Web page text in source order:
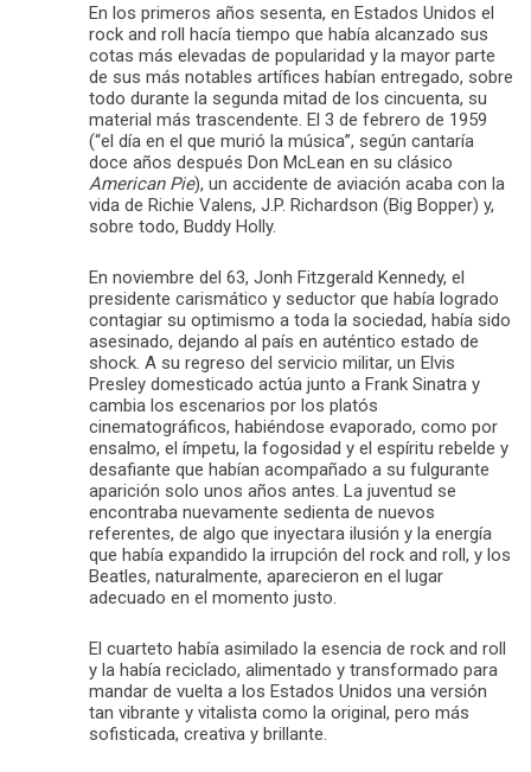
En los primeros años sesenta, en Estados Unidos el
rock and roll hacía tiempo que había alcanzado sus
cotas más elevadas de popularidad y la mayor parte
de sus más notables artífices habían entregado, sobre
todo durante la segunda mitad de los cincuenta, su
material más trascendente. El 3 de febrero de 1959
(“el día en el que murió la música”, según cantaría
doce años después Don McLean en su clásico
American Pie), un accidente de aviación acaba con la
vida de Richie Valens, J.P. Richardson (Big Bopper) y,
sobre todo, Buddy Holly.
En noviembre del 63, Jonh Fitzgerald Kennedy, el
presidente carismático y seductor que había logrado
contagiar su optimismo a toda la sociedad, había sido
asesinado, dejando al país en auténtico estado de
shock. A su regreso del servicio militar, un Elvis
Presley domesticado actúa junto a Frank Sinatra y
cambia los escenarios por los platós
cinematográficos, habiéndose evaporado, como por
ensalmo, el ímpetu, la fogosidad y el espíritu rebelde y
desafiante que habían acompañado a su fulgurante
aparición solo unos años antes. La juventud se
encontraba nuevamente sedienta de nuevos
referentes, de algo que inyectara ilusión y la energía
que había expandido la irrupción del rock and roll, y los
Beatles, naturalmente, aparecieron en el lugar
adecuado en el momento justo.
El cuarteto había asimilado la esencia de rock and roll
y la había reciclado, alimentado y transformado para
mandar de vuelta a los Estados Unidos una versión
tan vibrante y vitalista como la original, pero más
sofisticada, creativa y brillante.